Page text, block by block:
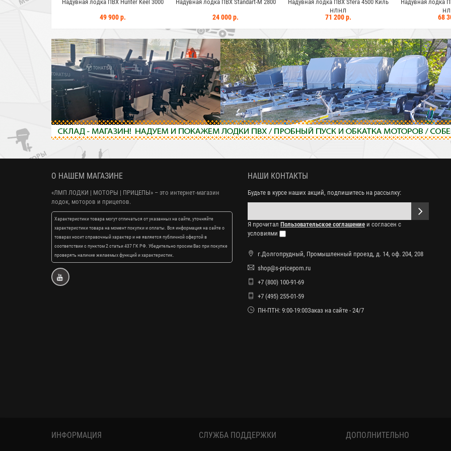
лодка ПВХ Hunter Keel 3000 Надувная лодка ПВХ Standart-M 2800
Надувная лодка ПВХ Sfera 4500 Киль
Надувная лодка ПВХ Sfera 4200 Киль
О НАШЕМ МАГАЗИНЕ
«ЛМП ЛОДКИ | МОТОРЫ | ПРИЦЕПЫ» – это интернет-магазин
лодок, моторов и прицепов.
Характеристики товара могут отличаться от указанных на сайте, уточняйте
характеристики товара на момент покупки и оплаты. Вся информация на сайте о
товарах носит справочный характер и не является публичной офертой в
соответствии с пунктом 2 статьи 437 ГК РФ. Убедительно просим Вас при покупке
проверять наличие желаемых функций и характеристик.
НАШИ КОНТАКТЫ
Будьте в курсе наших акций, подпишитесь на рассылку:
Я прочитал Пользовательское соглашение и согласен с
условиями
г.Долгопрудный, Промышленный проезд, д. 14, оф. 204, 208
shop@s-pricepom.ru
+7 (800) 100-91-69
+7 (495) 255-01-59
ПН-ПТН: 9:00-19:00Заказ на сайте - 24/7
ИНФОРМАЦИЯ СЛУЖБА ПОДДЕРЖКИ ДОПОЛНИТЕЛЬНО